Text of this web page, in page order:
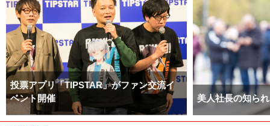
投票アプリ「TIPSTAR」がファン交流イ
ベント開催
美人社長の知ら